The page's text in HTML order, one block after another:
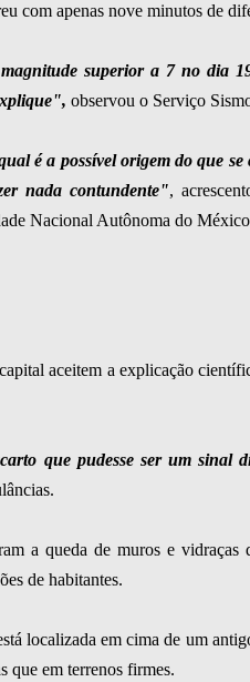
com apenas nove minutos de
superior a 7 no dia
observou o Serviço
é a possível origem do que
nada contundente",
Nacional Autônoma do
aceitem a explicação
que pudesse ser um sinal
a queda de muros e
de habitantes.
localizada em cima de um
que em terrenos firmes.